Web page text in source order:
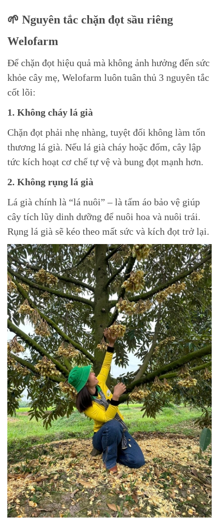
🌱 Nguyên tắc chặn đọt sầu riêng
Welofarm
Để chặn đọt hiệu quả mà không ảnh hưởng đến sức
khỏe cây mẹ, Welofarm luôn tuân thủ 3 nguyên tắc
cốt lõi:
1. Không cháy lá già
Chặn đọt phải nhẹ nhàng, tuyệt đối không làm tổn
thương lá già. Nếu lá già cháy hoặc đốm, cây lập
tức kích hoạt cơ chế tự vệ và bung đọt mạnh hơn.
2. Không rụng lá già
Lá già chính là “lá nuôi” – là tấm áo bảo vệ giúp
cây tích lũy dinh dưỡng để nuôi hoa và nuôi trái.
Rụng lá già sẽ kéo theo mất sức và kích đọt trở lại.